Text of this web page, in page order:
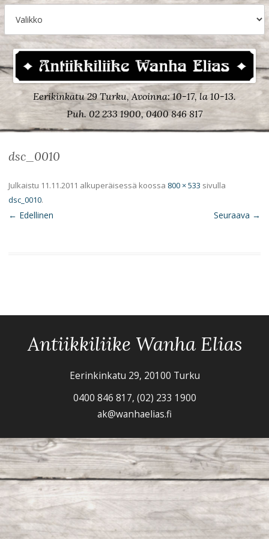
Eerikinkatu 29 Turku, Avoinna: 10-17, la 10-13.
Puh. 02 233 1900, 0400 846 817
dsc_0010
Julkaistu 11.11.2011 alkuperäisessä koossa 800 × 533 sivulla
dsc_0010.
← Edellinen Seuraava →
Antiikkiliike Wanha Elias
Eerinkinkatu 29, 20100 Turku
0400 846 817, (02) 233 1900
ak@wanhaelias.fi